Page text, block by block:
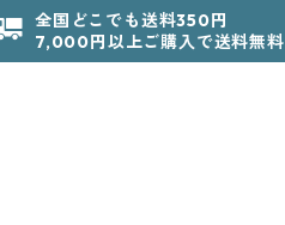
全国どこでも送料350円
7,000円以上ご購入で送料無料